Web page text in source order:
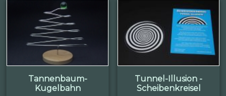
Tannenbaum-
Kugelbahn
Tunnel-Illusion -
Scheibenkreisel